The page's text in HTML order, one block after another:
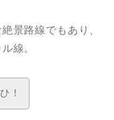
景路線でもあり、
線。
！